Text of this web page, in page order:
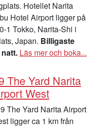
Hotellet Narita
Hotel Airport ligger på
1 Tokko, Narita-Shi i
Japan. Billigaste
Läs mer och boka...
The Yard Narita
West
The Yard Narita Airport
ligger ca 1 km från